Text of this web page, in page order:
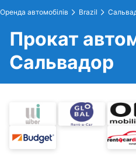
Оренда автомобілів Brazil
Прокат
Сальвадор